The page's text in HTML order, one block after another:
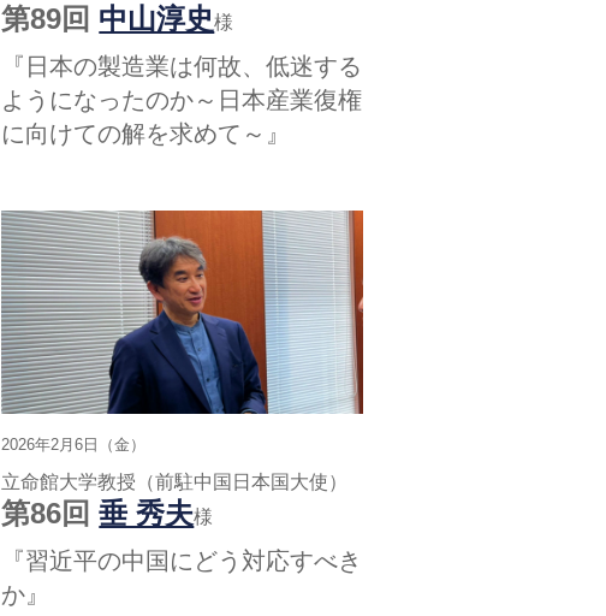
第89回 中山淳史様
『日本の製造業は何故、低迷する
ようになったのか～日本産業復権
に向けての解を求めて～』
2026年2月6日（金）
立命館大学教授（前駐中国日本国大使）
第86回垂 秀夫様
『習近平の中国にどう対応すべき
か』